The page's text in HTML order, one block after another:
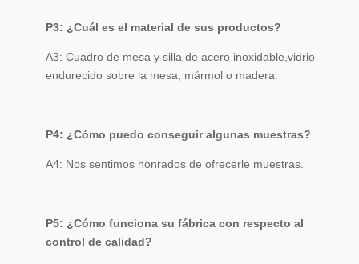
P3: ¿Cuál es el material de sus productos?
A3: Cuadro de mesa y silla de acero inoxidable,vidrio
endurecido sobre la mesa; mármol o madera.
P4: ¿Cómo puedo conseguir algunas muestras?
A4: Nos sentimos honrados de ofrecerle muestras.
P5: ¿Cómo funciona su fábrica con respecto al
control de calidad?